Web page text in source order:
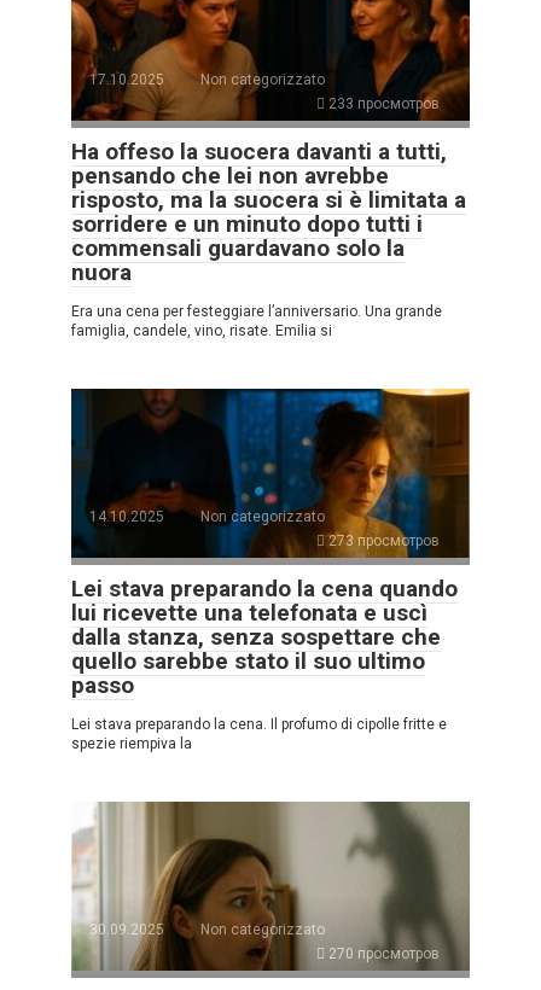
17.10.2025
Non categorizzato
233 просмотров
Ha offeso la suocera davanti a tutti,
pensando che lei non avrebbe
risposto, ma la suocera si è limitata a
sorridere e un minuto dopo tutti i
commensali guardavano solo la
nuora
Era una cena per festeggiare l’anniversario. Una grande
famiglia, candele, vino, risate. Emilia si
14.10.2025
Non categorizzato
273 просмотров
Lei stava preparando la cena quando
lui ricevette una telefonata e uscì
dalla stanza, senza sospettare che
quello sarebbe stato il suo ultimo
passo
Lei stava preparando la cena. Il profumo di cipolle fritte e
spezie riempiva la
30.09.2025
Non categorizzato
270 просмотров